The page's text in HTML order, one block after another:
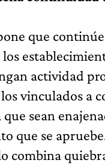
que
actividad
vinculados a
sean
que se
combina